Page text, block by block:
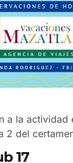
a la actividad
2 del
17